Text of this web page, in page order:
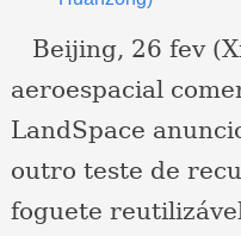
Beijing, 26 fev
aeroespacial
LandSpace
outro teste de
foguete